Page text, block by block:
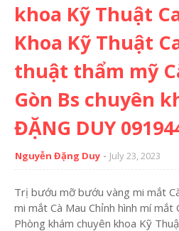
khoa Kỹ Thuật
Khoa Kỹ Thuật
thuật thẩm mỹ
Gòn Bs chuyên
ĐẶNG DUY
Nguyễn Đặng Duy July 23, 2023
Trị bướu mỡ bướu vàng mi mắt
mi mắt Cà Mau Chỉnh hình mí mắt
Phòng khám chuyên khoa Kỹ